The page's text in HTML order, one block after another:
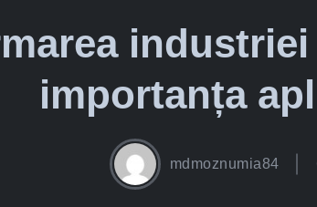
importanța
mdmoznumia84